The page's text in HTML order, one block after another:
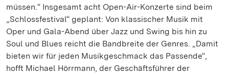
müssen.“ Insgesamt acht Open-Air-Konzerte sind beim
„Schlossfestival“ geplant: Von klassischer Musik mit
Oper und Gala-Abend über Jazz und Swing bis hin zu
Soul und Blues reicht die Bandbreite der Genres. „Damit
bieten wir für jeden Musikgeschmack das Passende“,
hofft Michael Hörrmann, der Geschäftsführer der